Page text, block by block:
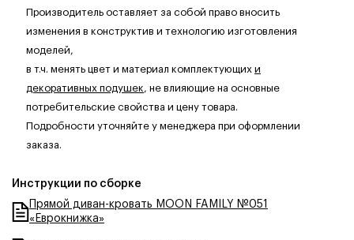
Производитель оставляет за собой право вносить
изменения в конструктив и технологию изготовления
моделей,
в т.ч. менять цвет и материал комплектующих и
декоративных подушек, не влияющие на основные
потребительские свойства и цену товара.
Подробности уточняйте у менеджера при оформлении
заказа.
Инструкции по сборке
Прямой диван-кровать MOON FAMILY №051
«Еврокнижка»